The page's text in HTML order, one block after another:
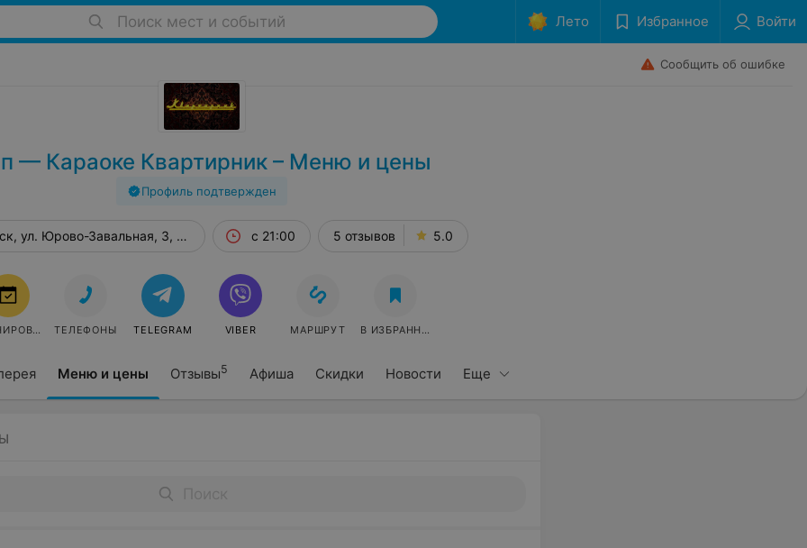
Поиск мест и событий Лето Избранное Войти
Сообщить об ошибке
— Караоке Квартирник – Меню и цены
Профиль подтвержден
Меню и цены Отзывы5 Афиша Скидки Новости Еще
ул. Юрово-Завальная, 3, эт. 2 с 21:00 5 отзывов 5.0
БРОНИРОВАТЬ ТЕЛЕФОНЫ TELEGRAM VIBER МАРШРУТ В ИЗБРАННОЕ